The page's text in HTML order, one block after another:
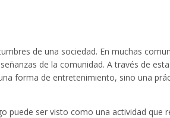
de una sociedad. En muchas
de la comunidad. A través de
forma de entretenimiento, sino una
puede ser visto como una actividad que